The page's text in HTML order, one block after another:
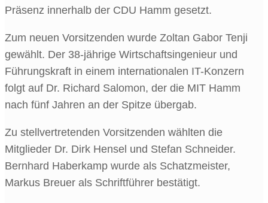
Präsenz innerhalb der CDU Hamm gesetzt.
Zum neuen Vorsitzenden wurde Zoltan Gabor Tenji
gewählt. Der 38-jährige Wirtschaftsingenieur und
Führungskraft in einem internationalen IT-Konzern
folgt auf Dr. Richard Salomon, der die MIT Hamm
nach fünf Jahren an der Spitze übergab.
Zu stellvertretenden Vorsitzenden wählten die
Mitglieder Dr. Dirk Hensel und Stefan Schneider.
Bernhard Haberkamp wurde als Schatzmeister,
Markus Breuer als Schriftführer bestätigt.